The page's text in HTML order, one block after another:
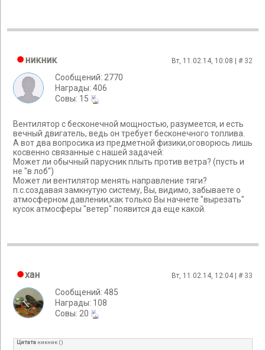
никник Вт, 11.02.14, 10:08 | # 32
Сообщений: 2770
Награды: 406
Cовы: 15
Вентилятор с бесконечной мощностью, разумеется, и есть
вечный двигатель, ведь он требует бесконечного топлива.
А вот два вопросика из предметной физики,оговорюсь лишь
косвенно связанные с нашей задачей:
Может ли обычный парусник плыть против ветра? (пусть и
не "в лоб")
Может ли вентилятор менять направление тяги?
п.с.создавая замкнутую систему, Вы, видимо, забываете о
атмосферном давлении,как только Вы начнете "вырезать"
кусок атмосферы "ветер" появится да еще какой.
хан Вт, 11.02.14, 12:04 | # 33
Сообщений: 485
Награды: 108
Cовы: 20
Цитата никник ()